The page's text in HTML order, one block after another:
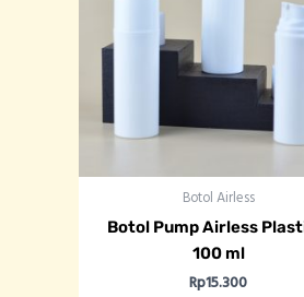
Botol Airless
Botol Pump Airless
100 ml
Rp15.300